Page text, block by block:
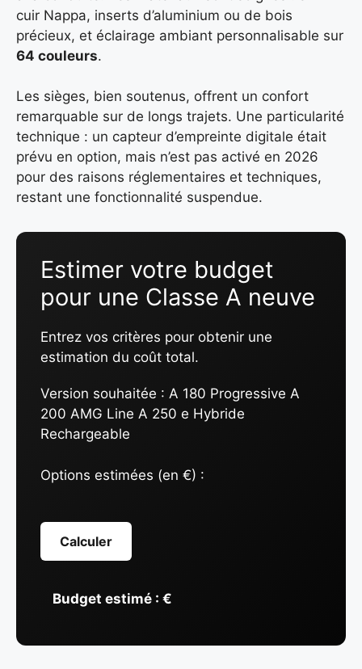
cuir Nappa, inserts d’aluminium ou de bois
précieux, et éclairage ambiant personnalisable sur
64 couleurs.
Les sièges, bien soutenus, offrent un confort
remarquable sur de longs trajets. Une particularité
technique : un capteur d’empreinte digitale était
prévu en option, mais n’est pas activé en 2026
pour des raisons réglementaires et techniques,
restant une fonctionnalité suspendue.
Estimer votre budget
pour une Classe A neuve
Entrez vos critères pour obtenir une
estimation du coût total.
Version souhaitée : A 180 Progressive A
200 AMG Line A 250 e Hybride
Rechargeable
Options estimées (en €) :
Calculer
Budget estimé : €